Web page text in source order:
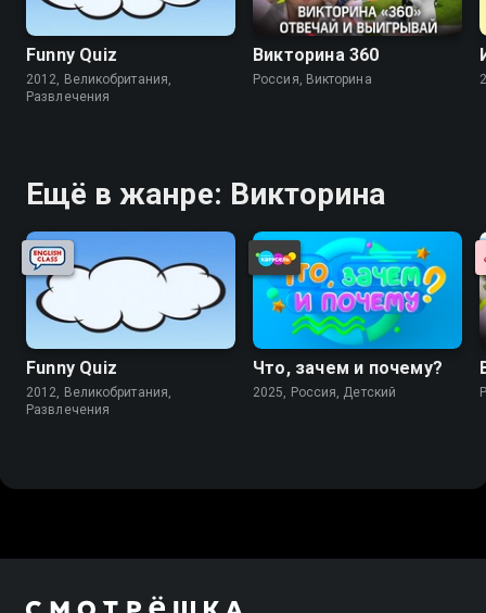
Funny Quiz
2012, Великобритания,
Развлечения
Викторина 360
Россия, Викторина
Ещё в жанре: Викторина
Funny Quiz
2012, Великобритания,
Развлечения
Что, зачем и почему?
2025, Россия, Детский